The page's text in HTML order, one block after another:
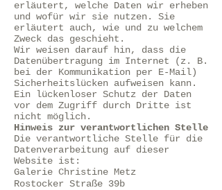
erläutert, welche Daten wir erheben
und wofür wir sie nutzen. Sie
erläutert auch, wie und zu welchem
Zweck das geschieht.
Wir weisen darauf hin, dass die
Datenübertragung im Internet (z. B.
bei der Kommunikation per E-Mail)
Sicherheitslücken aufweisen kann.
Ein lückenloser Schutz der Daten
vor dem Zugriff durch Dritte ist
nicht möglich.
Hinweis zur verantwortlichen Stelle
Die verantwortliche Stelle für die
Datenverarbeitung auf dieser
Website ist:
Galerie Christine Metz
​Rostocker Straße 39b